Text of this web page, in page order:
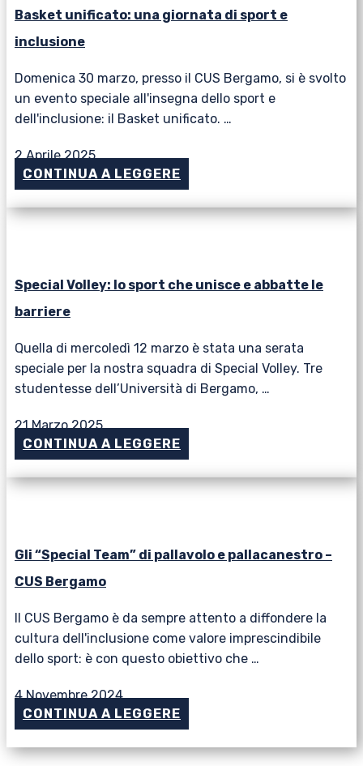
Basket unificato: una giornata di sport e
inclusione
Domenica 30 marzo, presso il CUS Bergamo, si è svolto
un evento speciale all'insegna dello sport e
dell'inclusione: il Basket unificato. …
2 Aprile 2025
CONTINUA A LEGGERE
Special Volley: lo sport che unisce e abbatte le
barriere
Quella di mercoledì 12 marzo è stata una serata
speciale per la nostra squadra di Special Volley. Tre
studentesse dell’Università di Bergamo, …
21 Marzo 2025
CONTINUA A LEGGERE
Gli “Special Team” di pallavolo e pallacanestro –
CUS Bergamo
Il CUS Bergamo è da sempre attento a diffondere la
cultura dell'inclusione come valore imprescindibile
dello sport: è con questo obiettivo che …
4 Novembre 2024
CONTINUA A LEGGERE